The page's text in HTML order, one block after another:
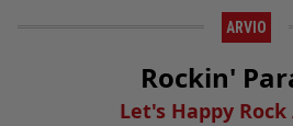
ARVIO
Rockin'
Let's Happy Rock